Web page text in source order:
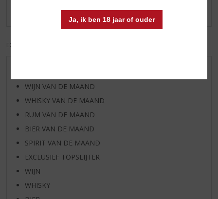
Ja, ik ben 18 jaar of ouder
Er zijn nog geen reviews geplaatst voor dit product
EXCL. BTW
WIJN VAN DE MAAND
WHISKY VAN DE MAAND
RUM VAN DE MAAND
BIER VAN DE MAAND
SPIRIT VAN DE MAAND
EXCLUSIEF TOPSLIJTER
WIJN
WHISKY